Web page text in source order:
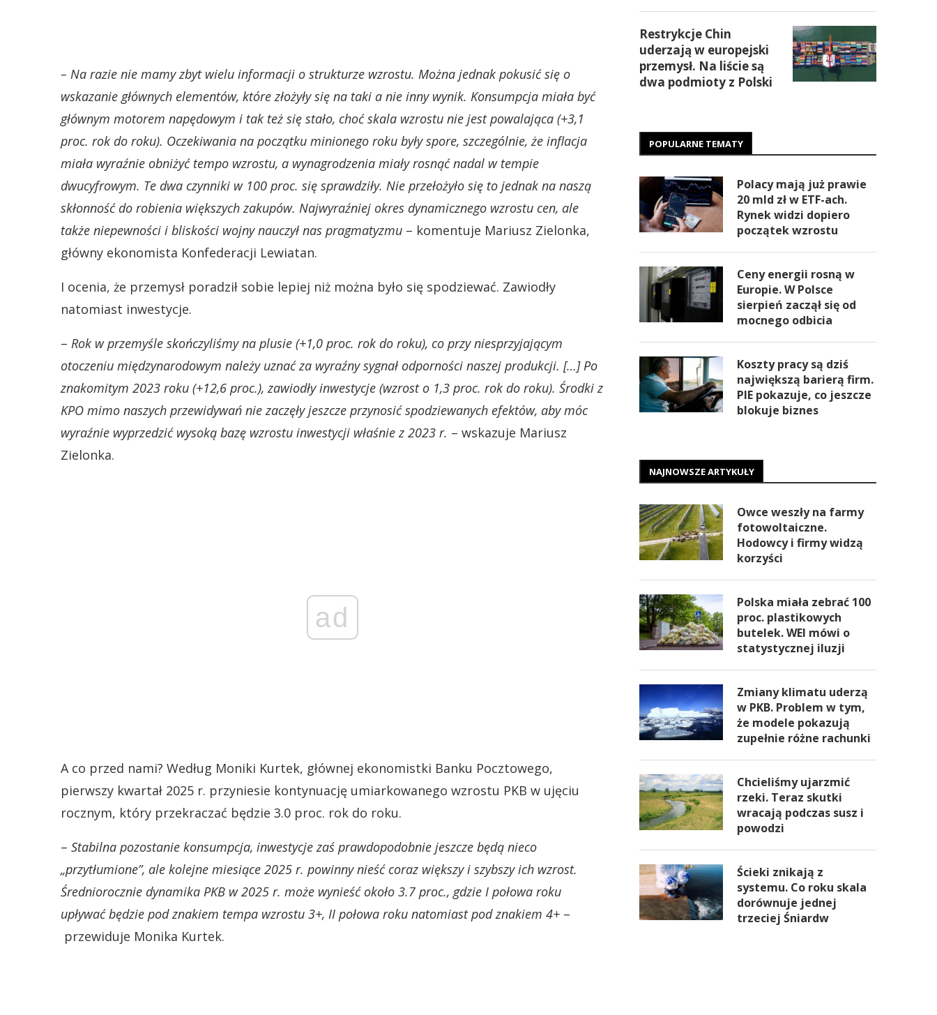
– Na razie nie mamy zbyt wielu informacji o strukturze wzrostu. Można jednak pokusić się o
wskazanie głównych elementów, które złożyły się na taki a nie inny wynik. Konsumpcja miała być
głównym motorem napędowym i tak też się stało, choć skala wzrostu nie jest powalająca (+3,1
proc. rok do roku). Oczekiwania na początku minionego roku były spore, szczególnie, że inflacja
miała wyraźnie obniżyć tempo wzrostu, a wynagrodzenia miały rosnąć nadal w tempie
dwucyfrowym. Te dwa czynniki w 100 proc. się sprawdziły. Nie przełożyło się to jednak na naszą
skłonność do robienia większych zakupów. Najwyraźniej okres dynamicznego wzrostu cen, ale
także niepewności i bliskości wojny nauczył nas pragmatyzmu – komentuje Mariusz Zielonka,
główny ekonomista Konfederacji Lewiatan.
I ocenia, że przemysł poradził sobie lepiej niż można było się spodziewać. Zawiodły
natomiast inwestycje.
– Rok w przemyśle skończyliśmy na plusie (+1,0 proc. rok do roku), co przy niesprzyjającym
otoczeniu międzynarodowym należy uznać za wyraźny sygnał odporności naszej produkcji. […] Po
znakomitym 2023 roku (+12,6 proc.), zawiodły inwestycje (wzrost o 1,3 proc. rok do roku). Środki z
KPO mimo naszych przewidywań nie zaczęły jeszcze przynosić spodziewanych efektów, aby móc
wyraźnie wyprzedzić wysoką bazę wzrostu inwestycji właśnie z 2023 r. – wskazuje Mariusz
Zielonka.
ad
A co przed nami? Według Moniki Kurtek, głównej ekonomistki Banku Pocztowego,
pierwszy kwartał 2025 r. przyniesie kontynuację umiarkowanego wzrostu PKB w ujęciu
rocznym, który przekraczać będzie 3.0 proc. rok do roku.
– Stabilna pozostanie konsumpcja, inwestycje zaś prawdopodobnie jeszcze będą nieco
„przytłumione”, ale kolejne miesiące 2025 r. powinny nieść coraz większy i szybszy ich wzrost.
Średniorocznie dynamika PKB w 2025 r. może wynieść około 3.7 proc., gdzie I połowa roku
upływać będzie pod znakiem tempa wzrostu 3+, II połowa roku natomiast pod znakiem 4+ –
przewiduje Monika Kurtek.
Restrykcje Chin
uderzają w europejski
przemysł. Na liście są
dwa podmioty z Polski
POPULARNE TEMATY
Polacy mają już prawie
20 mld zł w ETF-ach.
Rynek widzi dopiero
początek wzrostu
Ceny energii rosną w
Europie. W Polsce
sierpień zaczął się od
mocnego odbicia
Koszty pracy są dziś
największą barierą firm.
PIE pokazuje, co jeszcze
blokuje biznes
NAJNOWSZE ARTYKUŁY
Owce weszły na farmy
fotowoltaiczne.
Hodowcy i firmy widzą
korzyści
Polska miała zebrać 100
proc. plastikowych
butelek. WEI mówi o
statystycznej iluzji
Zmiany klimatu uderzą
w PKB. Problem w tym,
że modele pokazują
zupełnie różne rachunki
Chcieliśmy ujarzmić
rzeki. Teraz skutki
wracają podczas susz i
powodzi
Ścieki znikają z
systemu. Co roku skala
dorównuje jednej
trzeciej Śniardw